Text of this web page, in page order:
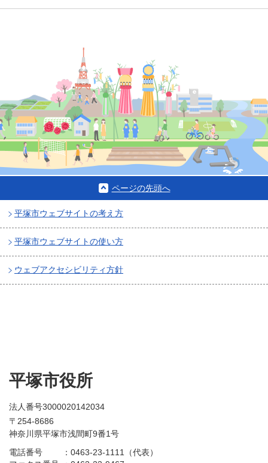
ページの先頭へ
平塚市ウェブサイトの考え方
平塚市ウェブサイトの使い方
ウェブアクセシビリティ方針
平塚市役所
法人番号3000020142034
〒254-8686
神奈川県平塚市浅間町9番1号
電話番号
：0463-23-1111（代表）